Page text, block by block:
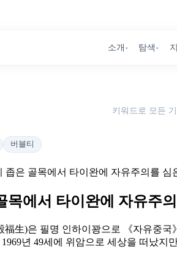
소개 ▾ 탐색 ▾
키워드로 모든
버블티
좁은 골목에서 타이완에 자유주의를 심
에서 타이완에 자유주
生)은 필명 인하이꽝으로 《자유중
년 49세에 위암으로 세상을 떠났지